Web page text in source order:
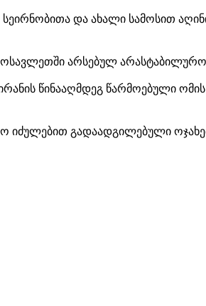
და ახალი სამოსით
არსებულ
წინააღმდეგ წარმოებული
იძულებით გადაადგილებული